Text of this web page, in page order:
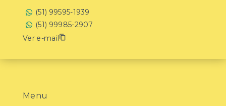
Menu
(51) 99595-1939
(51) 99985-2907
Ver e-mail